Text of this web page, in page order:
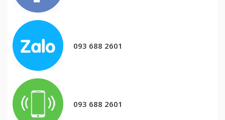
093 688 2601
093 688 2601